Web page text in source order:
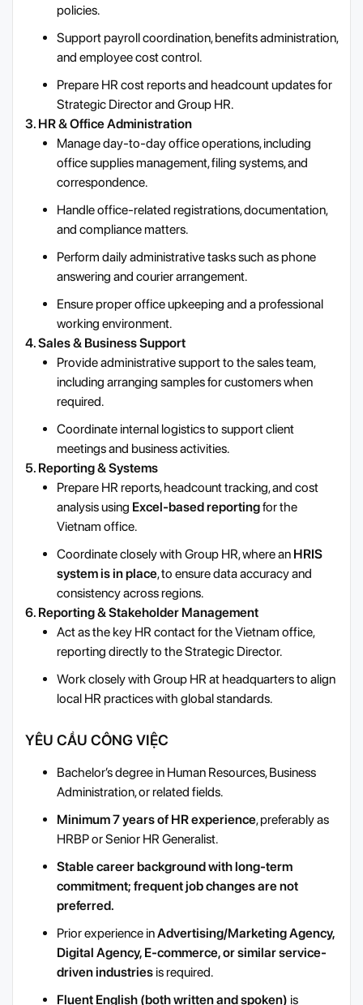
policies.
Support payroll coordination, benefits administration,
and employee cost control.
Prepare HR cost reports and headcount updates for
Strategic Director and Group HR.
3. HR & Office Administration
Manage day-to-day office operations, including
office supplies management, filing systems, and
correspondence.
Handle office-related registrations, documentation,
and compliance matters.
Perform daily administrative tasks such as phone
answering and courier arrangement.
Ensure proper office upkeeping and a professional
working environment.
4. Sales & Business Support
Provide administrative support to the sales team,
including arranging samples for customers when
required.
Coordinate internal logistics to support client
meetings and business activities.
5. Reporting & Systems
Prepare HR reports, headcount tracking, and cost
analysis using Excel-based reportingfor the
Vietnam office.
Coordinate closely with Group HR, where an HRIS
system is in place, to ensure data accuracy and
consistency across regions.
6. Reporting & Stakeholder Management
Act as the key HR contact for the Vietnam office,
reporting directly to the Strategic Director.
Work closely with Group HR at headquarters to align
local HR practices with global standards.
YÊU CẦU CÔNG VIỆC
Bachelor’s degree in Human Resources, Business
Administration, or related fields.
Minimum 7 years of HR experience, preferably as
HRBP or Senior HR Generalist.
Stable career background with long-term
commitment; frequent job changes are not
preferred.
Prior experience inAdvertising/Marketing Agency,
Digital Agency, E-commerce, or similar service-
driven industries is required.
Fluent English (both written and spoken) is